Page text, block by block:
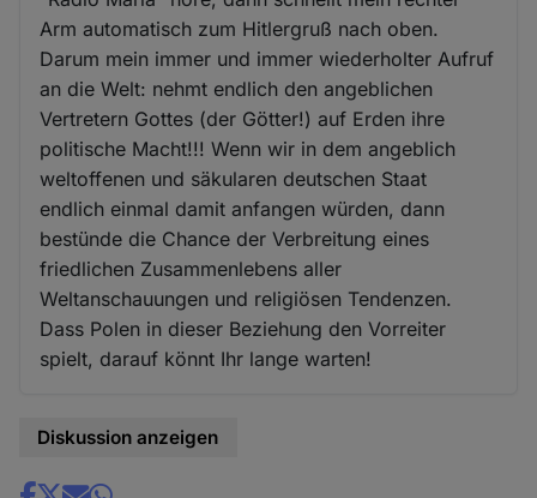
Arm automatisch zum Hitlergruß nach oben.
Darum mein immer und immer wiederholter Aufruf
an die Welt: nehmt endlich den angeblichen
Vertretern Gottes (der Götter!) auf Erden ihre
politische Macht!!! Wenn wir in dem angeblich
weltoffenen und säkularen deutschen Staat
endlich einmal damit anfangen würden, dann
bestünde die Chance der Verbreitung eines
friedlichen Zusammenlebens aller
Weltanschauungen und religiösen Tendenzen.
Dass Polen in dieser Beziehung den Vorreiter
spielt, darauf könnt Ihr lange warten!
Diskussion anzeigen